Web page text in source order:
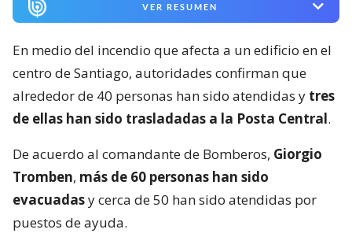
VER RESUMEN
En medio del incendio que afecta a un edificio en el
centro de Santiago, autoridades confirman que
alrededor de 40 personas han sido atendidas y tres
de ellas han sido trasladadas a la Posta Central.
De acuerdo al comandante de Bomberos, Giorgio
Tromben, más de 60 personas han sido
evacuadasy cerca de 50 han sido atendidas por
puestos de ayuda.